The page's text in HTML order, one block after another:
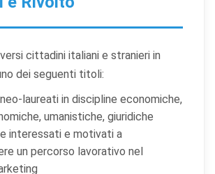
cittadini italiani e stranieri in
dei seguenti titoli:
laureati in discipline economiche,
umanistiche, giuridiche
interessati e motivati a
un percorso lavorativo nel